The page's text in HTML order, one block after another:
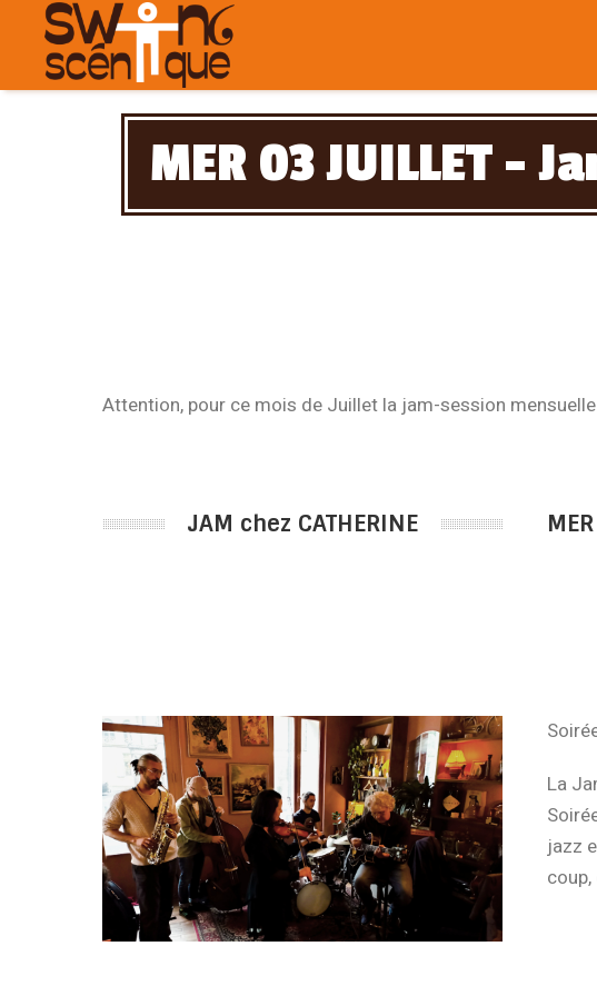
MER 03 JUILLET –
Attention, pour ce mois de Juillet la jam-session
JAM chez CATHERINE
La
jazz